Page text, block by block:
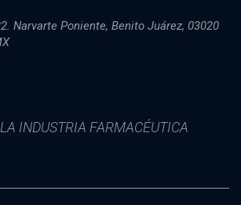
Narvarte Poniente, Benito Juárez, 03020
INDUSTRIA FARMACÉUTICA